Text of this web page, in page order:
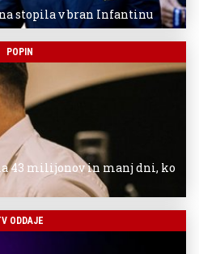
stopila v bran Infantinu
POPIN
43 milijonov in manj dni, ko
ODDAJE